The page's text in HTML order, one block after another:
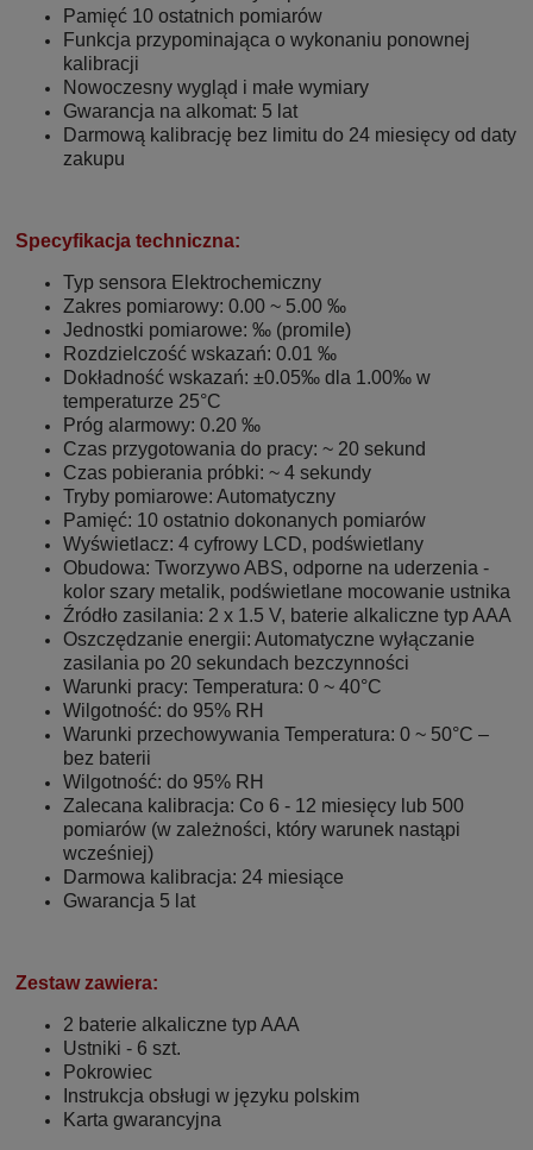
Pamięć 10 ostatnich pomiarów
Funkcja przypominająca o wykonaniu ponownej
kalibracji
Nowoczesny wygląd i małe wymiary
Gwarancja na alkomat: 5 lat
Darmową kalibrację bez limitu do 24 miesięcy od daty
zakupu
Specyfikacja techniczna:
Typ sensora Elektrochemiczny
Zakres pomiarowy: 0.00 ~ 5.00 ‰
Jednostki pomiarowe: ‰ (promile)
Rozdzielczość wskazań: 0.01 ‰
Dokładność wskazań: ±0.05‰ dla 1.00‰ w
temperaturze 25°C
Próg alarmowy: 0.20 ‰
Czas przygotowania do pracy: ~ 20 sekund
Czas pobierania próbki: ~ 4 sekundy
Tryby pomiarowe: Automatyczny
Pamięć: 10 ostatnio dokonanych pomiarów
Wyświetlacz: 4 cyfrowy LCD, podświetlany
Obudowa: Tworzywo ABS, odporne na uderzenia -
kolor szary metalik, podświetlane mocowanie ustnika
Źródło zasilania: 2 x 1.5 V, baterie alkaliczne typ AAA
Oszczędzanie energii: Automatyczne wyłączanie
zasilania po 20 sekundach bezczynności
Warunki pracy: Temperatura: 0 ~ 40°C
Wilgotność: do 95% RH
Warunki przechowywania Temperatura: 0 ~ 50°C –
bez baterii
Wilgotność: do 95% RH
Zalecana kalibracja: Co 6 - 12 miesięcy lub 500
pomiarów (w zależności, który warunek nastąpi
wcześniej)
Darmowa kalibracja: 24 miesiące
Gwarancja 5 lat
Zestaw zawiera:
2 baterie alkaliczne typ AAA
Ustniki - 6 szt.
Pokrowiec
Instrukcja obsługi w języku polskim
Karta gwarancyjna